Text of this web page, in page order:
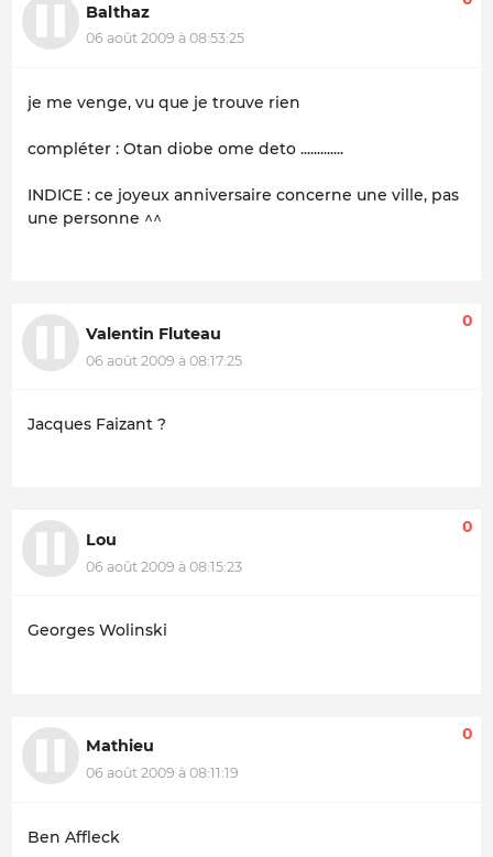
Balthaz
06 août 2009 à 08:53:25
je me venge, vu que je trouve rien
compléter : Otan diobe ome deto .............
INDICE : ce joyeux anniversaire concerne une ville, pas
une personne ^^
Valentin Fluteau
06 août 2009 à 08:17:25
0
Jacques Faizant ?
Lou
06 août 2009 à 08:15:23
0
Georges Wolinski
Mathieu
06 août 2009 à 08:11:19
0
Ben Affleck